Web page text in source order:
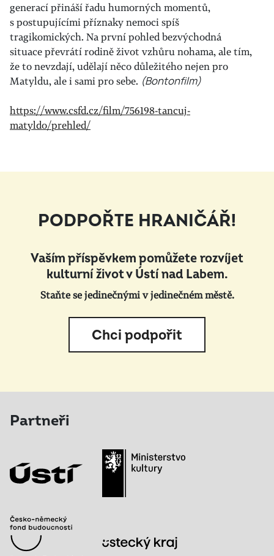
generací přináší řadu humorných momentů,
s postupujícími příznaky nemoci spíš
tragikomických. Na první pohled bezvýchodná
situace převrátí rodině život vzhůru nohama, ale tím,
že to nevzdají, udělají něco důležitého nejen pro
Matyldu, ale i sami pro sebe. (Bontonfilm)
https://www.csfd.cz/film/756198-tancuj-
matyldo/prehled/
PODPOŘTE HRANIČÁŘ!
Vaším příspěvkem pomůžete rozvíjet
kulturní život v Ústí nad Labem.
Staňte se jedinečnými v jedinečném městě.
Chci podpořit
Partneři